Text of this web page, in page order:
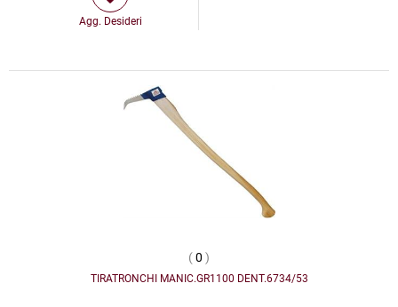
Agg. Desideri
(0 )
TIRATRONCHI MANIC.GR1100 DENT.6734/53